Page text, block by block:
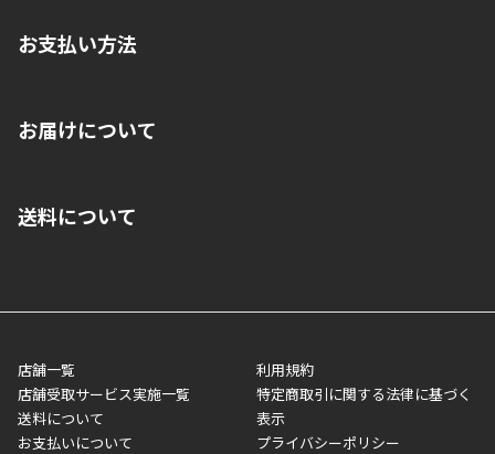
お支払い方法
いいただくことはできません。ご了承ください。
■代金引換(代引)※手数料がかかります
■商品によっては一部決済方法が使用できない場合がございま
す。
お届けについて
ご注文が確認出来次第、1～4営業日に発送いたします。「お取り
業日にてお引渡しとなります。(離島などの場合、例外もあります)
メーカー直送品など一部商品については、その他商品との購入に
制限がかかる場合がございます。また発送日についても、通常と
異なる場合がございます。対象商品の説明ページをご確認くださ
い。
送料について
店舗一覧
店舗受取サービス実施一覧
送料について
お支払いについて
利用規約
特定商取引に関する法律に基づく
表示
プライバシーポリシー